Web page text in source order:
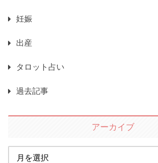
妊娠
出産
タロット占い
過去記事
アーカイブ